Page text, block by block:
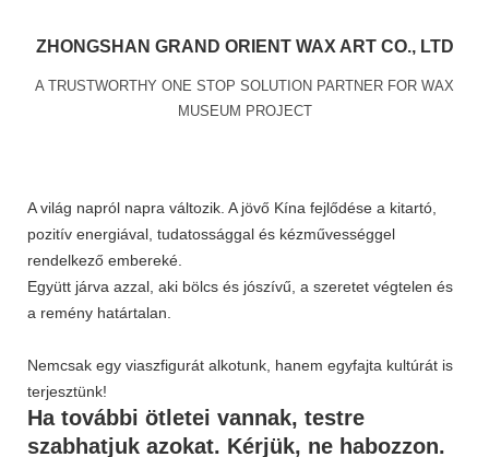
ZHONGSHAN GRAND ORIENT WAX ART CO., LTD
A TRUSTWORTHY ONE STOP SOLUTION PARTNER FOR WAX
MUSEUM PROJECT
A világ napról napra változik. A jövő Kína fejlődése a kitartó,
pozitív energiával, tudatossággal és kézművességgel
rendelkező embereké.
Együtt járva azzal, aki bölcs és jószívű, a szeretet végtelen és
a remény határtalan.
Nemcsak egy viaszfigurát alkotunk, hanem egyfajta kultúrát is
terjesztünk!
Ha további ötletei vannak, testre
szabhatjuk azokat. Kérjük, ne habozzon.